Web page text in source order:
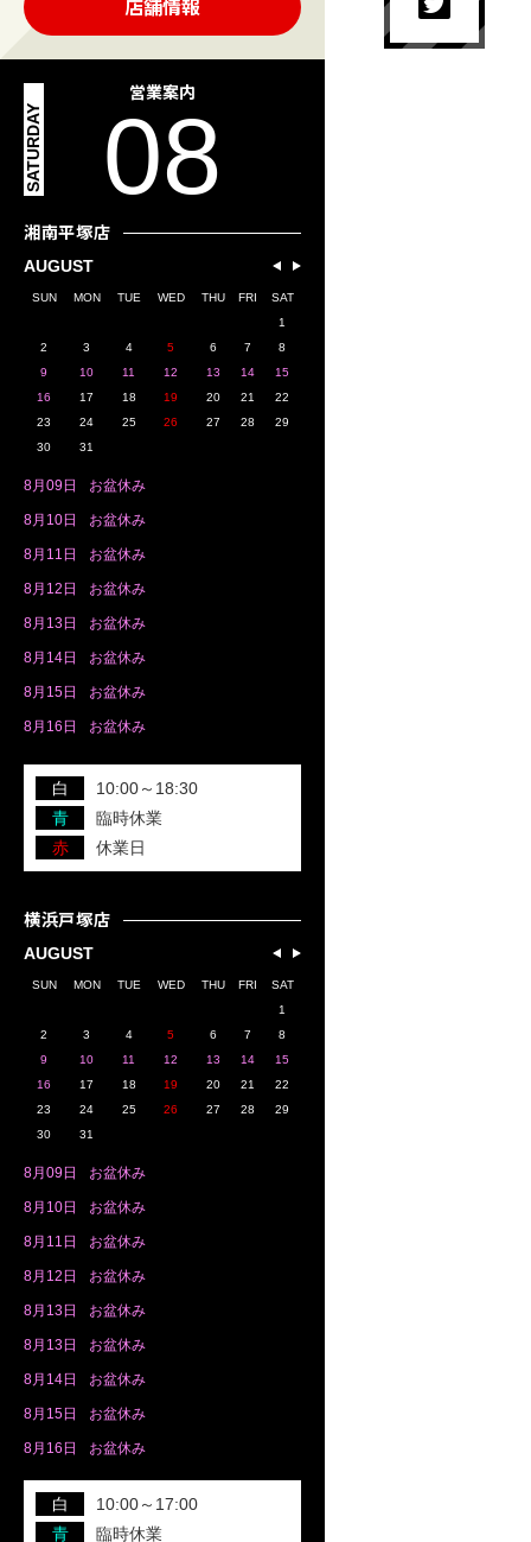
店舗情報
営業案内
08
SATURDAY
湘南平塚店
AUGUST
SUN MON TUE WED THU FRI
SAT
1
2
3 4 5 6 7
8
9
10 11 12 13 14
15
16
17 18 19 20 21
22
23
24 25 26 27 28
29
30
31
8月 09日 お盆休み
8月 10日 お盆休み
8月 11日 お盆休み
8月 12日 お盆休み
8月 13日 お盆休み
8月 14日 お盆休み
8月 15日 お盆休み
8月 16日 お盆休み
白
10:00～18:30
青
臨時休業
赤
休業日
横浜戸塚店
AUGUST
SUN MON TUE WED THU FRI
SAT
1
2
3 4 5 6 7
8
9
10 11 12 13 14
15
16
17 18 19 20 21
22
23
24 25 26 27 28
29
30
31
8月 09日 お盆休み
8月 10日 お盆休み
8月 11日 お盆休み
8月 12日 お盆休み
8月 13日 お盆休み
8月 13日 お盆休み
8月 14日 お盆休み
8月 15日 お盆休み
8月 16日 お盆休み
白
10:00～17:00
青
臨時休業